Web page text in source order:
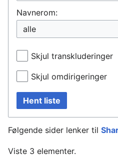
Navnerom:
Skjul transkluderinger
Skjul omdirigeringer
Hent liste
Følgende sider lenker til
Viste 3 elementer.